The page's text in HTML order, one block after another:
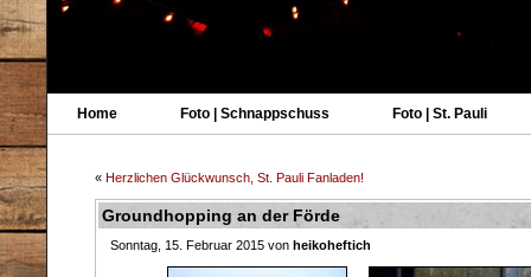
Home Foto | Schnappschuss Foto | St. Pauli
« Herzlichen Glückwunsch, St. Pauli Fanladen!
Groundhopping an der Förde
Sonntag, 15. Februar 2015 von heikoheftich